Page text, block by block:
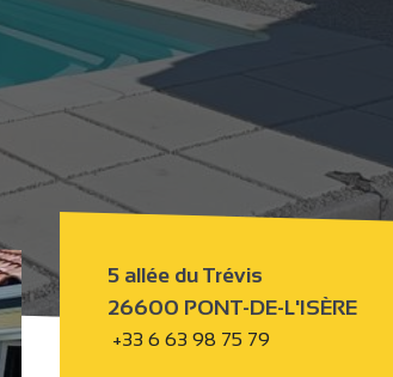
5 allée du Trévis
26600 PONT-DE-L'ISÈRE
+33 6 63 98 75 79